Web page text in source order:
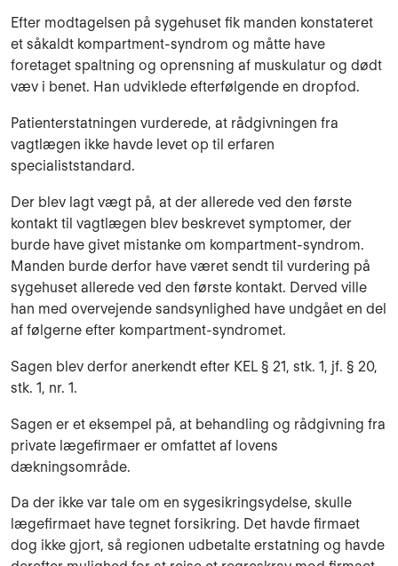
Efter modtagelsen på sygehuset fik manden konstateret
et såkaldt kompartment-syndrom og måtte have
foretaget spaltning og oprensning af muskulatur og dødt
væv i benet. Han udviklede efterfølgende en dropfod.
Patienterstatningen vurderede, at rådgivningen fra
vagtlægen ikke havde levet op til erfaren
specialiststandard.
Der blev lagt vægt på, at der allerede ved den første
kontakt til vagtlægen blev beskrevet symptomer, der
burde have givet mistanke om kompartment-syndrom.
Manden burde derfor have været sendt til vurdering på
sygehuset allerede ved den første kontakt. Derved ville
han med overvejende sandsynlighed have undgået en del
af følgerne efter kompartment-syndromet.
Sagen blev derfor anerkendt efter KEL § 21, stk. 1, jf. § 20,
stk. 1, nr. 1.
Sagen er et eksempel på, at behandling og rådgivning fra
private lægefirmaer er omfattet af lovens
dækningsområde.
Da der ikke var tale om en sygesikringsydelse, skulle
lægefirmaet have tegnet forsikring. Det havde firmaet
dog ikke gjort, så regionen udbetalte erstatning og havde